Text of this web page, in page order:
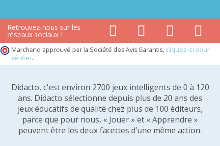
Retrouvez-nous sur les
réseaux sociaux !
Marchand approuvé par la Société des Avis Garantis, cliquez ici pour
vérifier.
Didacto, c'est environ 2700 jeux intelligents de 0 à 120
ans. Didacto sélectionne depuis plus de 20 ans des
jeux éducatifs de qualité chez plus de 100 éditeurs,
parce que pour nous, « Jouer » et « Apprendre »
peuvent être les deux facettes d’une même action.